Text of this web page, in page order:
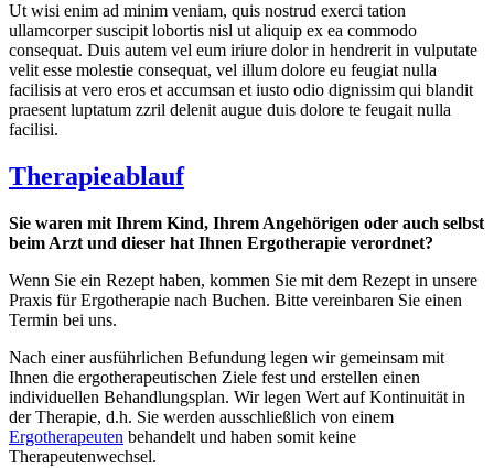
Ut wisi enim ad minim veniam, quis nostrud exerci tation
ullamcorper suscipit lobortis nisl ut aliquip ex ea commodo
consequat. Duis autem vel eum iriure dolor in hendrerit in vulputate
velit esse molestie consequat, vel illum dolore eu feugiat nulla
facilisis at vero eros et accumsan et iusto odio dignissim qui blandit
praesent luptatum zzril delenit augue duis dolore te feugait nulla
facilisi.
Therapieablauf
Sie waren mit Ihrem Kind, Ihrem Angehörigen oder auch selbst
beim Arzt und dieser hat Ihnen Ergotherapie verordnet?
Wenn Sie ein Rezept haben, kommen Sie mit dem Rezept in unsere
Praxis für Ergotherapie nach Buchen. Bitte vereinbaren Sie einen
Termin bei uns.
Nach einer ausführlichen Befundung legen wir gemeinsam mit
Ihnen die ergotherapeutischen Ziele fest und erstellen einen
individuellen Behandlungsplan. Wir legen Wert auf Kontinuität in
der Therapie, d.h. Sie werden ausschließlich von einem
Ergotherapeuten behandelt und haben somit keine
Therapeutenwechsel.